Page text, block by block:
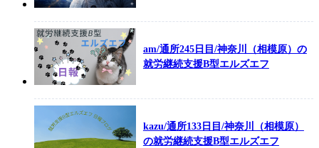
am/通所245日目/神奈川（相模原）の
就労継続支援B型エルズエフ
kazu/通所133日目/神奈川（相模原）
の就労継続支援B型エルズエフ